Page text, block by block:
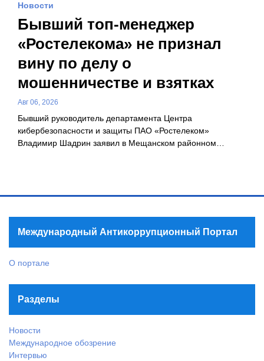
Новости
Бывший топ-менеджер
«Ростелекома» не признал
вину по делу о
мошенничестве и взятках
Авг 06, 2026
Бывший руководитель департамента Центра
кибербезопасности и защиты ПАО «Ростелеком»
Владимир Шадрин заявил в Мещанском районном…
Международный Антикоррупционный Портал
О портале
Разделы
Новости
Международное обозрение
Интервью